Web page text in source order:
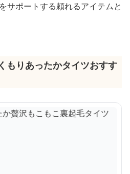
サポートする頼れるアイテムと
もりあったかタイツおすす